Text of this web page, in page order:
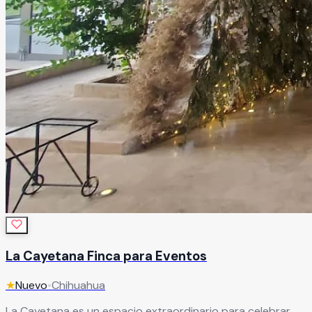
La Cayetana Finca para Eventos
★Nuevo•Chihuahua